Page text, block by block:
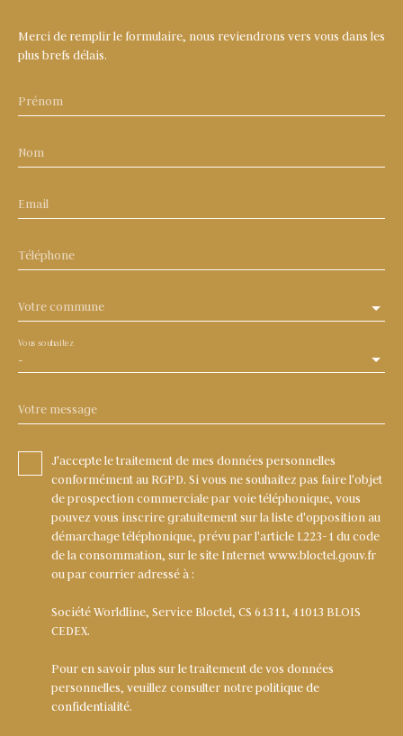
Merci de remplir le formulaire, nous reviendrons vers vous dans les
plus brefs délais.
Prénom
Nom
Email
Téléphone
Votre commune
-
Vous souhaitez
Votre message
J'accepte le traitement de mes données personnelles
conformément au RGPD. Si vous ne souhaitez pas faire l'objet
de prospection commerciale par voie téléphonique, vous
pouvez vous inscrire gratuitement sur la liste d'opposition au
démarchage téléphonique, prévu par l'article L223-1 du code
de la consommation, sur le site Internet www.bloctel.gouv.fr
ou par courrier adressé à :
Société Worldline, Service Bloctel, CS 61311, 41013 BLOIS
CEDEX.
Pour en savoir plus sur le traitement de vos données
personnelles, veuillez consulter notrepolitique de
confidentialité.